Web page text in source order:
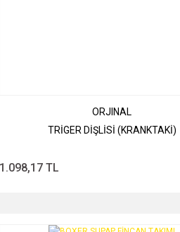
ORJINAL
TRİGER DİŞLİSİ (KRANKTAKİ)
1.098,17 TL